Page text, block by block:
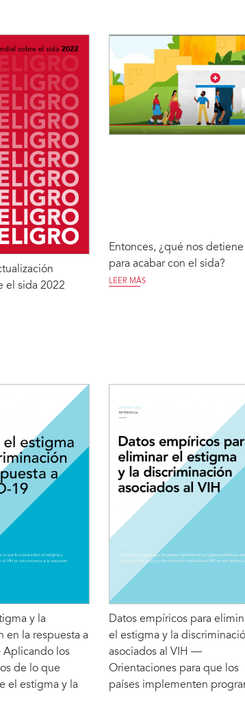
el sida 2022
Entonces, ¿qué nos detiene
para acabar con el sida?
LEER MÁS
y la
en la respuesta a
Aplicando los
de lo que
el estigma y la
Datos empíricos para
el estigma y la
asociados al VIH —
Orientaciones para que los
países implementen